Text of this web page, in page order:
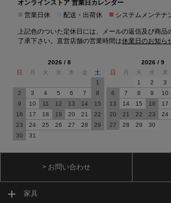
オンラインストア 営業日カレンダー
営業日休 配送・出荷休 ■ システムメンテナ
上記色のついた定休日には、メールの返信及び商
了承下さい。直営店舗の営業時間は休業日のお知ら
2026 / 8
日
月 火 水 木 金
土
1
2
3 4 5 6 7
8
9
10 11 12 13 14
15
16
17 18 19 20 21
22
23
24 25 26 27 28
29
30
31
2026 / 9
日
月 火 水 木
1
2 3
6
7 8 9 10
13
14 15 16 17
20
21 22 23 24
27
28 29 30
> お問い合わせ
家具